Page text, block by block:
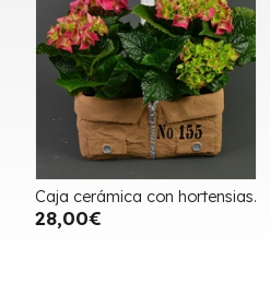
Caja cerámica con hortensias.
28,00€